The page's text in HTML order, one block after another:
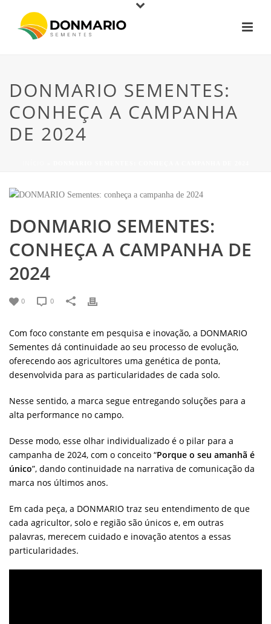
DONMARIO SEMENTES:
CONHEÇA A CAMPANHA
DE 2024
DONMARIO SEMENTES:
CONHEÇA A CAMPANHA DE
2024
0 0
Com foco constante em pesquisa e inovação, a DONMARIO
Sementes dá continuidade ao seu processo de evolução,
oferecendo aos agricultores uma genética de ponta,
desenvolvida para as particularidades de cada solo.
Nesse sentido, a marca segue entregando soluções para a
alta performance no campo.
Desse modo, esse olhar individualizado é o pilar para a
campanha de 2024, com o conceito “Porque o seu amanhã é
único”, dando continuidade na narrativa de comunicação da
marca nos últimos anos.
Em cada peça, a DONMARIO traz seu entendimento de que
cada agricultor, solo e região são únicos e, em outras
palavras, merecem cuidado e inovação atentos a essas
particularidades.